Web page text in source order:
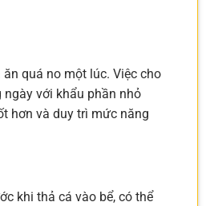
ăn quá no một lúc. Việc cho
ngày với khẩu phần nhỏ
hơn và duy trì mức năng
khi thả cá vào bể, có thể